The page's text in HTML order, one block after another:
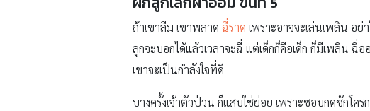
ถ้าเขาลืม เขาพลาด ฉี่ราด เพราะอาจจะเล่นเพลิน
ลูกจะบอกได้แล้วเวลาจะฉี่ แต่เด็กก็คือเด็ก ก็มีเพลิน ฉี่
เขาจะเป็นกำลังใจที่ดี
บางครั้งเจ้าตัวป่วน ก็แสบใช่ย่อย เพราะชอบกดชักโ